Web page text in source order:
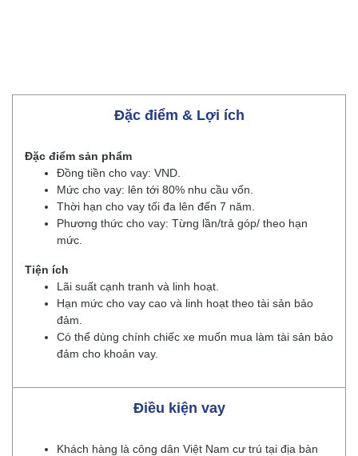
Đặc điểm & Lợi ích
Đặc điểm sản phẩm
Đồng tiền cho vay: VND.
Mức cho vay: lên tới 80% nhu cầu vốn.
Thời hạn cho vay tối đa lên đến 7 năm.
Phương thức cho vay: Từng lần/trả góp/ theo hạn
mức.
Tiện ích
Lãi suất cạnh tranh và linh hoạt.
Hạn mức cho vay cao và linh hoạt theo tài sản bảo
đảm.
Có thể dùng chính chiếc xe muốn mua làm tài sản bảo
đảm cho khoản vay.
Điều kiện vay
Khách hàng là công dân Việt Nam cư trú tại địa bàn